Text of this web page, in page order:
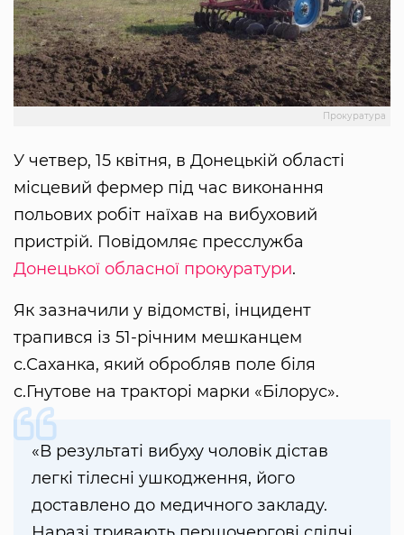
Прокуратура
У четвер, 15 квітня, в Донецькій області
місцевий фермер під час виконання
польових робіт наїхав на вибуховий
пристрій. Повідомляє пресслужба
Донецької обласної прокуратури.
Як зазначили у відомстві, інцидент
трапився із 51-річним мешканцем
с.Саханка, який обробляв поле біля
с.Гнутове на тракторі марки «Білорус».
«В результаті вибуху чоловік дістав
легкі тілесні ушкодження, його
доставлено до медичного закладу.